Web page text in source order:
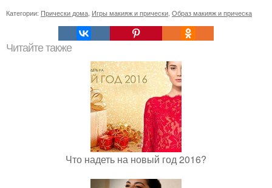
Категории: Прически дома Игры макияж и прически Образ макияж и прическа
Читайте также
Что надеть на новый год 2016?